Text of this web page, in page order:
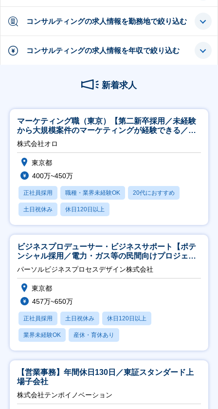
コンサルティングの求人情報を勤務地で絞り込む
コンサルティングの求人情報を年収で絞り込む
新着求人
マーケティング職（東京）【第二新卒採用／未経験
から大規模案件のマーケティングが経験できる／研
修充実】
株式会社オロ
東京都
400万~450万
正社員採用 職種・業界未経験OK 20代におすすめ
土日祝休み 休日120日以上
ビジネスプロデューサー・ビジネスサポート【ポテ
ンシャル採用／電力・ガス等の民間向けプロジェク
ト推進】
パーソルビジネスプロセスデザイン株式会社
東京都
457万~650万
正社員採用 土日祝休み 休日120日以上
業界未経験OK 産休・育休あり
【営業事務】年間休日130日／東証スタンダード上
場子会社
株式会社テンポイノベーション